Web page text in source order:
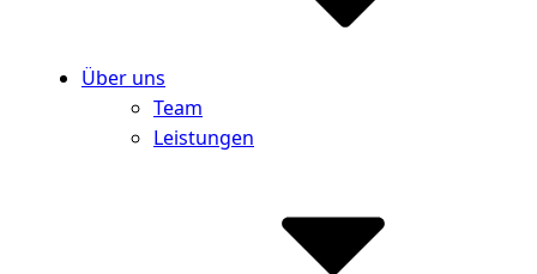
Über uns
Team
Leistungen